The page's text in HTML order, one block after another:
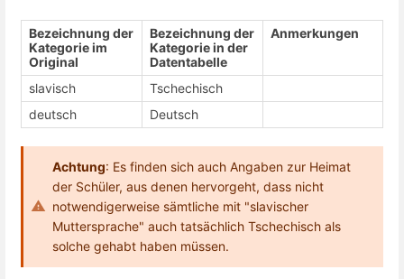
Bezeichnung der
Kategorie im
Original
Bezeichnung der
Kategorie in der
Datentabelle
Anmerkungen
slavisch
Tschechisch
deutsch
Deutsch
Achtung: Es finden sich auch Angaben zur Heimat
der Schüler, aus denen hervorgeht, dass nicht
notwendigerweise sämtliche mit "slavischer
Muttersprache" auch tatsächlich Tschechisch als
solche gehabt haben müssen.